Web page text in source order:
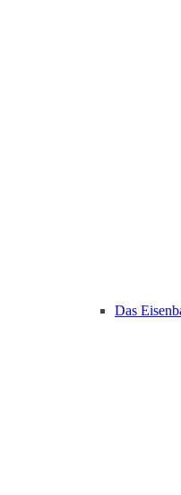
Das